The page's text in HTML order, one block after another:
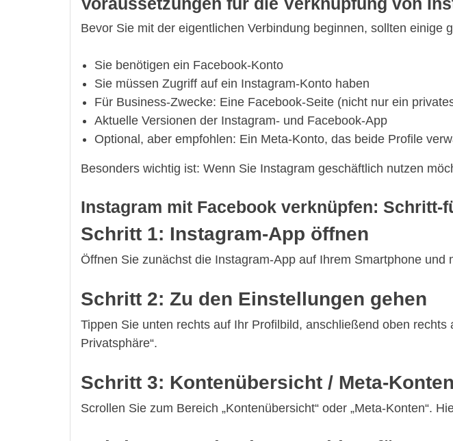
Bevor Sie mit der eigentlichen Verbindung beginnen, sollten einige
Sie benötigen ein Facebook-Konto
Sie müssen Zugriff auf ein Instagram-Konto haben
Für Business-Zwecke: Eine Facebook-Seite (nicht nur ein
Aktuelle Versionen der Instagram- und Facebook-App
Optional, aber empfohlen: Ein Meta-Konto, das beide Profile
Besonders wichtig ist: Wenn Sie Instagram geschäftlich nutzen
Instagram mit Facebook verknüpfen: Schritt-
Schritt 1: Instagram-App öffnen
Öffnen Sie zunächst die Instagram-App auf Ihrem Smartphone und
Schritt 2: Zu den Einstellungen gehen
Tippen Sie unten rechts auf Ihr Profilbild, anschließend oben
Privatsphäre“.
Schritt 3: Kontenübersicht / Meta-Konten
Scrollen Sie zum Bereich „Kontenübersicht“ oder „Meta-Konten“.